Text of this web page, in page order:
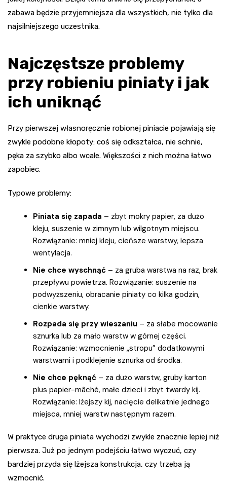
zabawa będzie przyjemniejsza dla wszystkich, nie tylko dla
najsilniejszego uczestnika.
Najczęstsze problemy
przy robieniu piniaty i jak
ich uniknąć
Przy pierwszej własnoręcznie robionej pinia­cie pojawiają się
zwykle podobne kłopoty: coś się odkształca, nie schnie,
pęka za szybko albo wcale. Większości z nich można łatwo
zapobiec.
Typowe problemy:
Piniata się zapada – zbyt mokry papier, za dużo
kleju, suszenie w zimnym lub wilgotnym miejscu.
Rozwiązanie: mniej kleju, cieńsze warstwy, lepsza
wentylacja.
Nie chce wyschnąć – za gruba warstwa na raz, brak
przepływu powietrza. Rozwiązanie: suszenie na
podwyższeniu, obracanie piniaty co kilka godzin,
cienkie warstwy.
Rozpada się przy wieszaniu – za słabe mocowanie
sznurka lub za mało warstw w górnej części.
Rozwiązanie: wzmocnienie „stropu” dodatkowymi
warstwami i podklejenie sznurka od środka.
Nie chce pęknąć – za dużo warstw, gruby karton
plus papier-mâché, małe dzieci i zbyt twardy kij.
Rozwiązanie: lżejszy kij, nacięcie delikatnie jednego
miejsca, mniej warstw następnym razem.
W praktyce druga piniata wychodzi zwykle znacznie lepiej niż
pierwsza. Już po jednym podejściu łatwo wyczuć, czy
bardziej przyda się lżejsza konstrukcja, czy trzeba ją
wzmocnić.